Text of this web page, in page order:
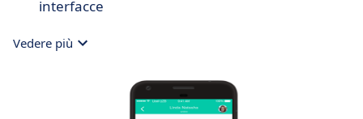
interfacce
Vedere più